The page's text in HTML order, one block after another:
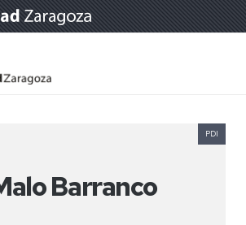
Barranco
PDI